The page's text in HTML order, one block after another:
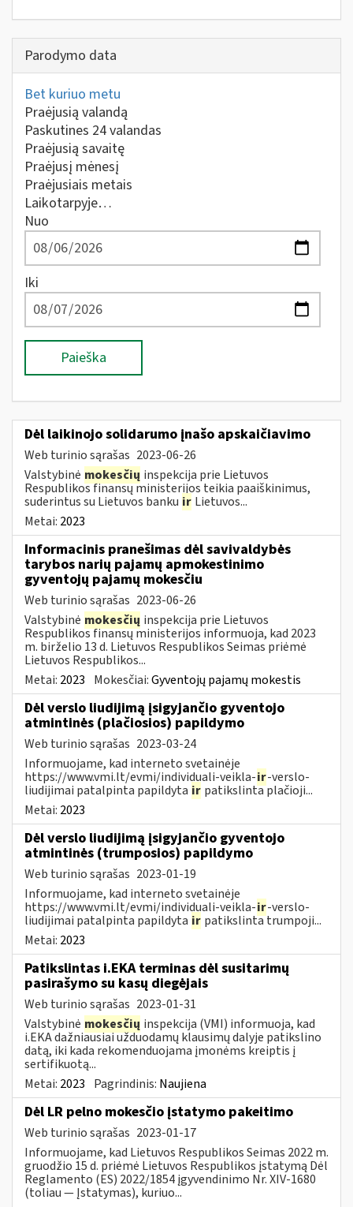
Parodymo data
Bet kuriuo metu
Praėjusią valandą
Paskutines 24 valandas
Praėjusią savaitę
Praėjusį mėnesį
Praėjusiais metais
Laikotarpyje…
Nuo
Iki
Paieška
Dėl laikinojo solidarumo įnašo apskaičiavimo
Web turinio sąrašas 2023-06-26
Valstybinė mokesčių inspekcija prie Lietuvos
Respublikos finansų ministerijos teikia paaiškinimus,
suderintus su Lietuvos banku ir Lietuvos...
Metai: 2023
Informacinis pranešimas dėl savivaldybės
tarybos narių pajamų apmokestinimo
gyventojų pajamų mokesčiu
Web turinio sąrašas 2023-06-26
Valstybinė mokesčių inspekcija prie Lietuvos
Respublikos finansų ministerijos informuoja, kad 2023
m. birželio 13 d. Lietuvos Respublikos Seimas priėmė
Lietuvos Respublikos...
Metai: 2023 Mokesčiai:Gyventojų pajamų mokestis
Dėl verslo liudijimą įsigyjančio gyventojo
atmintinės (plačiosios) papildymo
Web turinio sąrašas 2023-03-24
Informuojame, kad interneto svetainėje
https://www.vmi.lt/evmi/individuali-veikla-ir-verslo-
liudijimai patalpinta papildyta ir patikslinta plačioji...
Metai: 2023
Dėl verslo liudijimą įsigyjančio gyventojo
atmintinės (trumposios) papildymo
Web turinio sąrašas 2023-01-19
Informuojame, kad interneto svetainėje
https://www.vmi.lt/evmi/individuali-veikla-ir-verslo-
liudijimai patalpinta papildyta ir patikslinta trumpoji...
Metai: 2023
Patikslintas i.EKA terminas dėl susitarimų
pasirašymo su kasų diegėjais
Web turinio sąrašas 2023-01-31
Valstybinė mokesčių inspekcija (VMI) informuoja, kad
i.EKA dažniausiai užduodamų klausimų dalyje patikslino
datą, iki kada rekomenduojama įmonėms kreiptis į
sertifikuotą...
Metai: 2023 Pagrindinis: Naujiena
Dėl LR pelno mokesčio įstatymo pakeitimo
Web turinio sąrašas 2023-01-17
Informuojame, kad Lietuvos Respublikos Seimas 2022 m.
gruodžio 15 d. priėmė Lietuvos Respublikos įstatymą Dėl
Reglamento (ES) 2022/1854 įgyvendinimo Nr. XIV-1680
(toliau — Įstatymas), kuriuo...